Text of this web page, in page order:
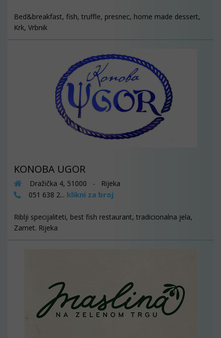
Bed&breakfast, fish, truffle, presnec, home made dessert,
Krk, Vrbnik
KONOBA UGOR
Dražička 4, 51000 - Rijeka
051 638 2... klikni za broj
Riblji specijaliteti, best fish restaurant, tradicionalna jela,
Zamet. Rijeka